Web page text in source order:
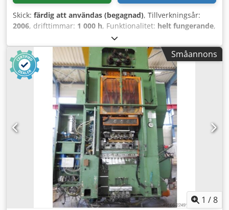
Skick: färdig att användas (begagnad), Tillverkningsår:
2006, drifttimmar: 1 000 h, Funktionalitet: helt fungerande,
06060408
Aiszrvauscskr Grass Flexi Press (2006) inklusive tillbehör I
samband med inköp av en CNC-maskin har denna
professionella Grass Flexi Press, en maskin för att borra
hål för gångjärn och beslag, blivit överflödig. Maskinen har
alltid underhållits väl, genomgått årlig inspektion och är i
utmärkt/bra skick. Kan användas direkt på arbetsplatsen!
Specifikationer och detaljer: Märke/Typ: Grass Flexi Press
Tillverkningsår: 2006 Skick: Väl underhållen och årligen
inspekterad Inkluderar: Diverse tillbehör / borrhuvuden
Anledning till försäljning: Överflödig på grund av övergång
till CNC Är du intresserad eller har du frågor? Kontakta oss
gärna för mer information eller för att se maskinen.
Småannons
1 /8